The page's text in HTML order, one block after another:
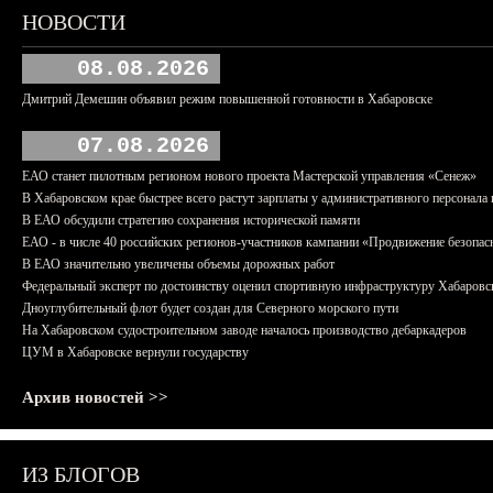
НОВОСТИ
08.08.2026
Дмитрий Демешин объявил режим повышенной готовности в Хабаровске
07.08.2026
ЕАО станет пилотным регионом нового проекта Мастерской управления «Сенеж»
В Хабаровском крае быстрее всего растут зарплаты у административного персонала
В ЕАО обсудили стратегию сохранения исторической памяти
ЕАО - в числе 40 российских регионов-участников кампании «Продвижение
В ЕАО значительно увеличены объемы дорожных работ
Федеральный эксперт по достоинству оценил спортивную инфраструктуру
Дноуглубительный флот будет создан для Северного морского пути
На Хабаровском судостроительном заводе началось производство дебаркадеров
ЦУМ в Хабаровске вернули государству
Архив новостей >>
ИЗ БЛОГОВ